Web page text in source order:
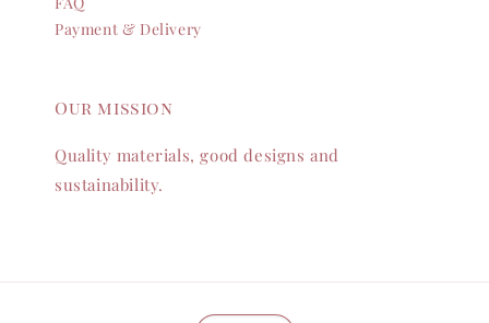
Payment & Delivery
Our mission
Quality materials, good designs and
sustainability.